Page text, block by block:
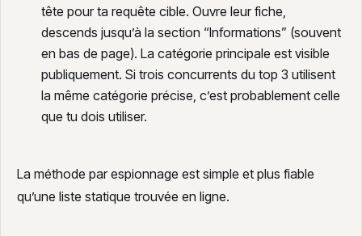
tête pour ta requête cible. Ouvre leur fiche,
descends jusqu’à la section “Informations” (souvent
en bas de page). La catégorie principale est visible
publiquement. Si trois concurrents du top 3 utilisent
la même catégorie précise, c’est probablement celle
que tu dois utiliser.
La méthode par espionnage est simple et plus fiable
qu’une liste statique trouvée en ligne.